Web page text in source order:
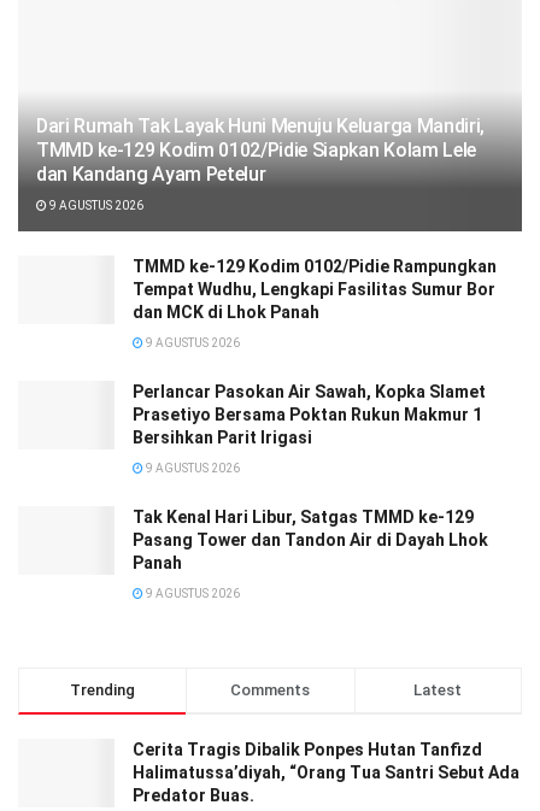
Dari Rumah Tak Layak Huni Menuju Keluarga Mandiri,
TMMD ke-129 Kodim 0102/Pidie Siapkan Kolam Lele
dan Kandang Ayam Petelur
9 AGUSTUS 2026
TMMD ke-129 Kodim 0102/Pidie Rampungkan
Tempat Wudhu, Lengkapi Fasilitas Sumur Bor
dan MCK di Lhok Panah
9 AGUSTUS 2026
Perlancar Pasokan Air Sawah, Kopka Slamet
Prasetiyo Bersama Poktan Rukun Makmur 1
Bersihkan Parit Irigasi
9 AGUSTUS 2026
Tak Kenal Hari Libur, Satgas TMMD ke-129
Pasang Tower dan Tandon Air di Dayah Lhok
Panah
9 AGUSTUS 2026
Trending Comments Latest
Cerita Tragis Dibalik Ponpes Hutan Tanfizd
Halimatussa’diyah, “Orang Tua Santri Sebut Ada
Predator Buas.